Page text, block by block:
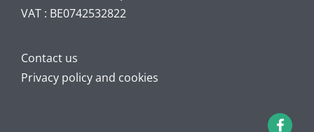
VAT : BE0742532822
Contact us
Privacy policy and cookies